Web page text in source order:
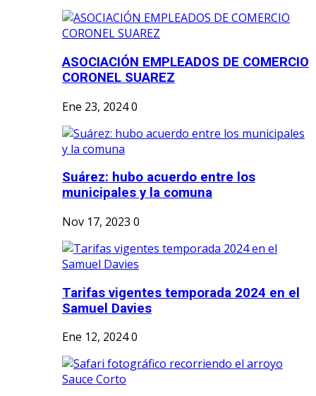
ASOCIACIÓN EMPLEADOS DE COMERCIO
CORONEL SUAREZ
Ene 23, 20240
Suárez: hubo acuerdo entre los
municipales y la comuna
Nov 17, 2023 0
Tarifas vigentes temporada 2024 en el
Samuel Davies
Ene 12, 20240